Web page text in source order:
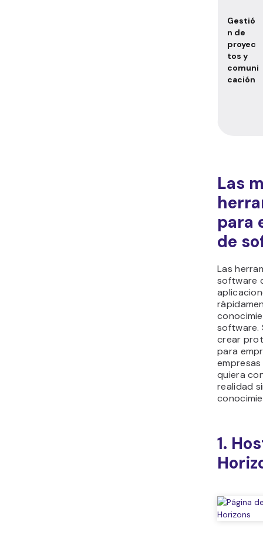
Gestió
n de
proyec
tos y
comuni
cación
Las
para
de
Las
software
software.
crear
para
quiera
realidad
1.